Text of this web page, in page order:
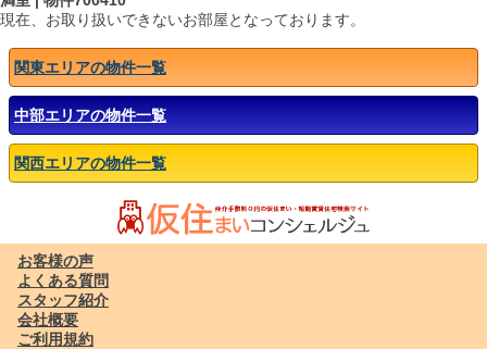
現在、お取り扱いできないお部屋となっております。
関東エリアの物件一覧
中部エリアの物件一覧
関西エリアの物件一覧
お客様の声
よくある質問
スタッフ紹介
会社概要
ご利用規約